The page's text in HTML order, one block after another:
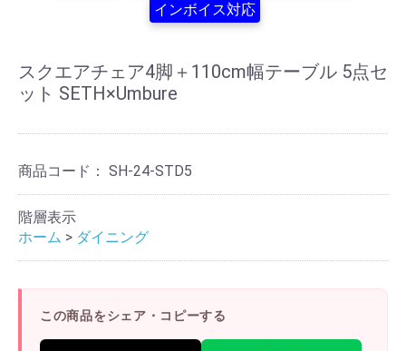
インボイス対応
スクエアチェア4脚＋110cm幅テーブル 5点セ
ット SETH×Umbure
商品コード： SH-24-STD5
階層表示
ホーム > ダイニング
この商品をシェア・コピーする